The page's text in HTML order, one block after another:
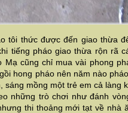
tôi thức được đến giao thừa
tiếng pháo giao thừa rộn rã
Mạ cũng chỉ mua vài phong
hong pháo nên năm nào
sáng mồng một trẻ em cả làng
những trò chơi như đánh
thi thoảng mới tạt về nhà